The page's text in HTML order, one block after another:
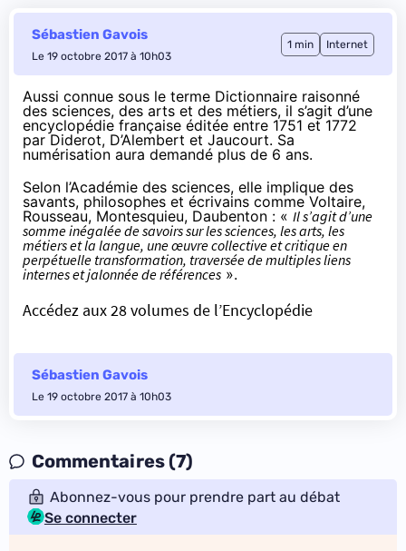
Sébastien Gavois
Le 19 octobre 2017 à 10h03
1 min Internet
Aussi connue sous le terme Dictionnaire raisonné
des sciences, des arts et des métiers, il s’agit d’une
encyclopédie française éditée entre 1751 et 1772
par Diderot, D’Alembert et Jaucourt. Sa
numérisation aura demandé plus de 6 ans.
Selon l’Académie des sciences, elle implique des
savants, philosophes et écrivains comme Voltaire,
Rousseau, Montesquieu, Daubenton : « Il s’agit d’une
somme inégalée de savoirs sur les sciences, les arts, les
métiers et la langue, une œuvre collective et critique en
perpétuelle transformation, traversée de multiples liens
internes et jalonnée de références ».
Accédez aux 28 volumes de l’Encyclopédie
Sébastien Gavois
Le 19 octobre 2017 à 10h03
Commentaires (7)
Abonnez-vous pour prendre part au débat
Se connecter